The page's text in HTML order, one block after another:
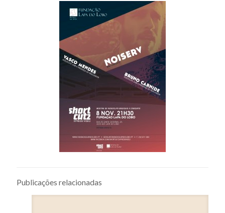
Publicações relacionadas